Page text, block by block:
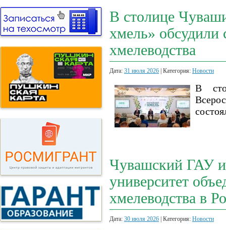
В столице
хмель» обсудили
хмелеводства
Дата: 31 июля 2026 | Категория: Новости
В
Чувашский ГАУ и
университет
хмелеводства в
Дата: 30 июля 2026 | Категория: Новости